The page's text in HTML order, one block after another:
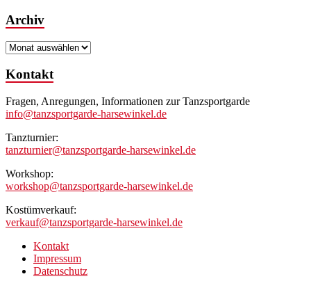
Archiv
Archiv
Kontakt
Fragen, Anregungen, Informationen zur Tanzsportgarde
info@tanzsportgarde-harsewinkel.de
Tanzturnier:
tanzturnier@tanzsportgarde-harsewinkel.de
Workshop:
workshop@tanzsportgarde-harsewinkel.de
Kostümverkauf:
verkauf@tanzsportgarde-harsewinkel.de
Kontakt
Impressum
Datenschutz